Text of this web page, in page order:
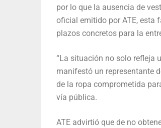
por lo que la ausencia de
oficial emitido por ATE, esta
plazos concretos para la
“La situación no solo refleja
manifestó un representante
de la ropa comprometida
vía pública.
ATE advirtió que de no